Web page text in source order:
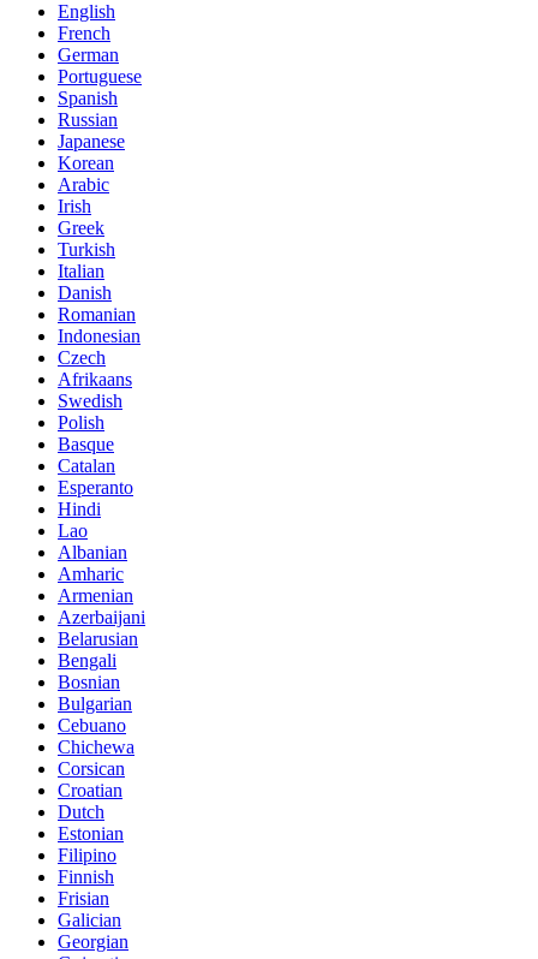
English
French
German
Portuguese
Spanish
Russian
Japanese
Korean
Arabic
Irish
Greek
Turkish
Italian
Danish
Romanian
Indonesian
Czech
Afrikaans
Swedish
Polish
Basque
Catalan
Esperanto
Hindi
Lao
Albanian
Amharic
Armenian
Azerbaijani
Belarusian
Bengali
Bosnian
Bulgarian
Cebuano
Chichewa
Corsican
Croatian
Dutch
Estonian
Filipino
Finnish
Frisian
Galician
Georgian